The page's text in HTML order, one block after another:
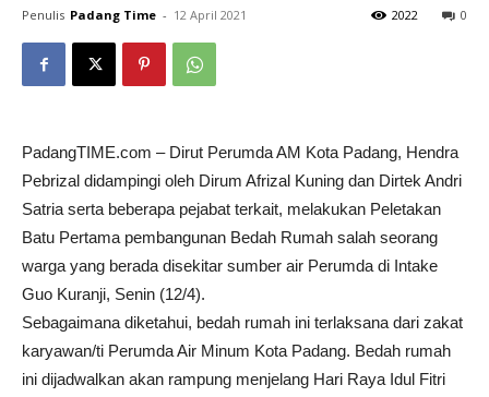
Penulis Padang Time - 12 April 2021 0
2022
PadangTIME.com – Dirut Perumda AM Kota Padang, Hendra
Pebrizal didampingi oleh Dirum Afrizal Kuning dan Dirtek Andri
Satria serta beberapa pejabat terkait, melakukan Peletakan
Batu Pertama pembangunan Bedah Rumah salah seorang
warga yang berada disekitar sumber air Perumda di Intake
Guo Kuranji, Senin (12/4).
Sebagaimana diketahui, bedah rumah ini terlaksana dari zakat
karyawan/ti Perumda Air Minum Kota Padang. Bedah rumah
ini dijadwalkan akan rampung menjelang Hari Raya Idul Fitri